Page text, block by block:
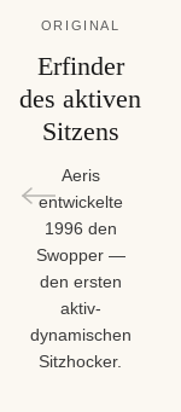
ORIGINAL
Erfinder
des aktiven
Sitzens
Aeris
entwickelte
1996 den
Swopper —
den ersten
aktiv-
dynamischen
Sitzhocker.